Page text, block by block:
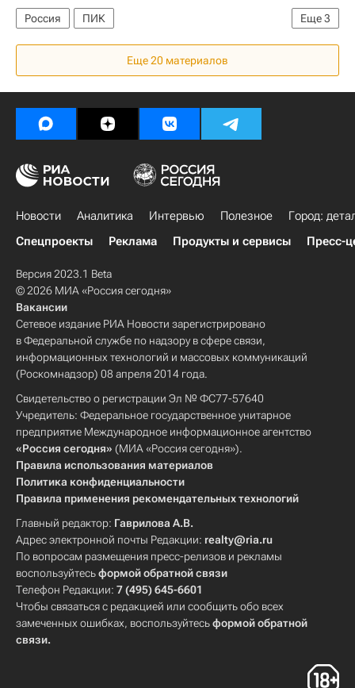
Еще3
Россия
ПИК
Федеральная антимонопольная служба (ФАС России)
Девелоперы
Еще 20 материалов
Новости Аналитика Интервью Полезное
Город:
Спецпроекты
Реклама Продукты и сервисы Пресс-
Версия 2023.1 Beta
© 2026 МИА «Россия сегодня»
Вакансии
Сетевое издание РИА Новости зарегистрировано
в Федеральной службе по надзору в сфере связи,
информационных технологий и массовых коммуникаций
(Роскомнадзор) 08 апреля 2014 года.
Свидетельство о регистрации Эл № ФС77-57640
Учредитель: Федеральное государственное унитарное
предприятие Международное информационное агентство
«Россия сегодня» (МИА «Россия сегодня»).
Правила использования материалов
Политика конфиденциальности
Правила применения рекомендательных технологий
Главный редактор: Гаврилова А.В.
Адрес электронной почты Редакции: realty@ria.ru
По вопросам размещения пресс-релизов и рекламы
воспользуйтесьформой обратной связи
Телефон Редакции: 7 (495) 645-6601
Чтобы связаться с редакцией или сообщить обо всех
замеченных ошибках, воспользуйтесьформой обратной
связи.